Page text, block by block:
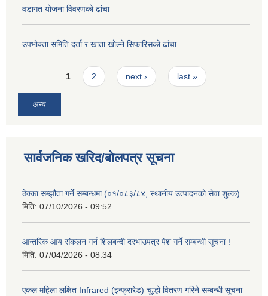
वडागत योजना विवरणको ढांचा
उपभोक्ता समिति दर्ता र खाता खोल्ने सिफारिसको ढांचा
Pages1 2 next › last »
अन्य
सार्वजनिक खरिद/बोलपत्र सूचना
ठेक्का सम्झौता गर्ने सम्बन्धमा (०१/०८३/८४, स्थानीय उत्पादनको सेवा शुल्क)
मिति: 07/10/2026 - 09:52
आन्तरिक आय संकलन गर्न शिलबन्दी दरभाउपत्र पेश गर्ने सम्बन्धी सूचना !
मिति: 07/04/2026 - 08:34
एकल महिला लक्षित Infrared (इन्फ्रारेड) चुल्हो वितरण गरिने सम्बन्धी सूचना